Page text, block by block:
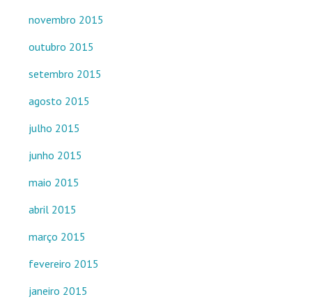
novembro 2015
outubro 2015
setembro 2015
agosto 2015
julho 2015
junho 2015
maio 2015
abril 2015
março 2015
fevereiro 2015
janeiro 2015